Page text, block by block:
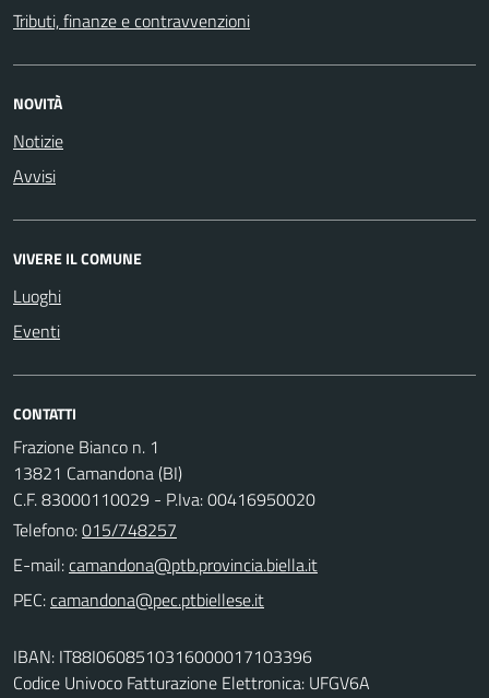
Tributi, finanze e contravvenzioni
NOVITÀ
Notizie
Avvisi
VIVERE IL COMUNE
Luoghi
Eventi
CONTATTI
Frazione Bianco n. 1
13821 Camandona (BI)
C.F. 83000110029 - P.Iva: 00416950020
Telefono:015/748257
E-mail:
PEC:
IBAN: IT88I0608510316000017103396
Codice Univoco Fatturazione Elettronica: UFGV6A